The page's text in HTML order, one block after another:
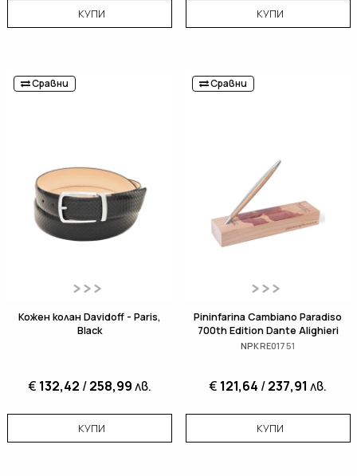
КУПИ КУПИ
Сравни
Кожен колан Davidoff - Paris,
Black
€ 132,42 /258,99лв.
КУПИ
Сравни
Pininfarina Cambiano Paradiso
700th Edition Dante Alighieri
NPKRE01751
€ 121,64 /237,91 лв.
КУПИ